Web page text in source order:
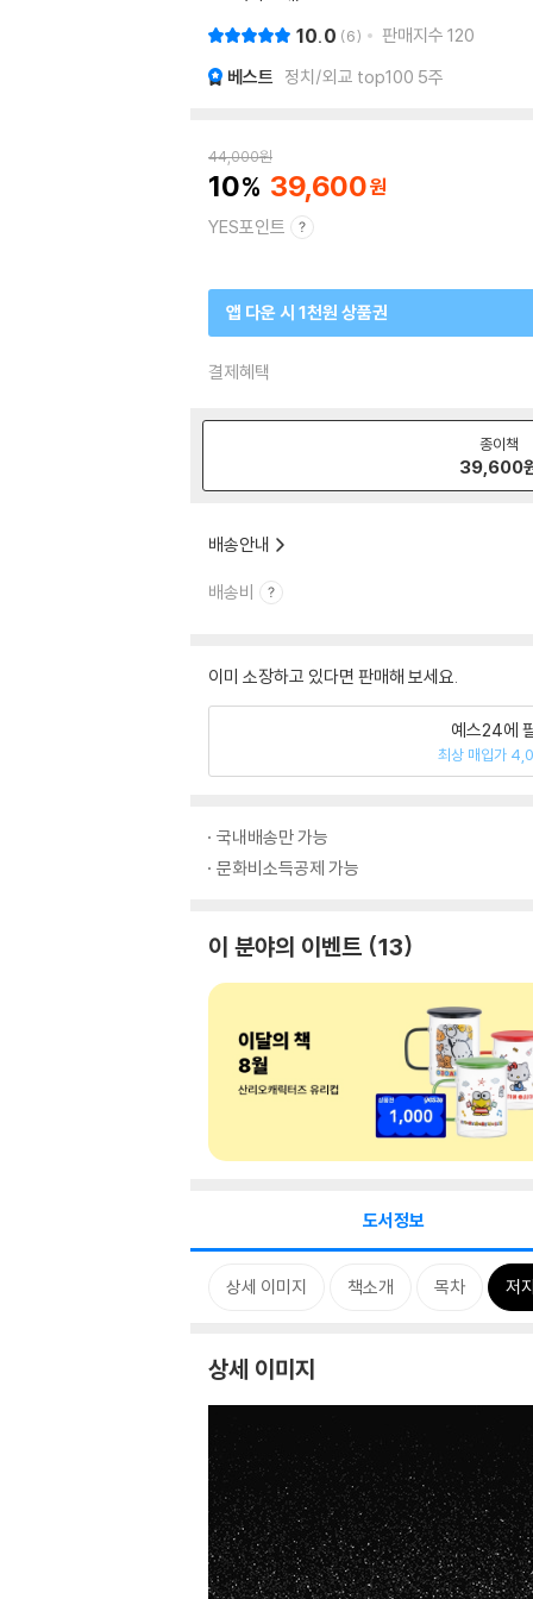
10.0 6 판매지수 120
베스트 정치/외교 top100 5주
44,000원
10 39,600
YES포인트
앱 다운 시 1천원 상품권
결제혜택
종이책
39,600
배송안내
배송비
이미 소장하고 있다면 판매해 보세요.
예스24에
최상 매입가
국내배송만 가능
문화비소득공제 가능
이 분야의 이벤트 13
도서정보
상세 이미지 책소개 목차 저
상세 이미지